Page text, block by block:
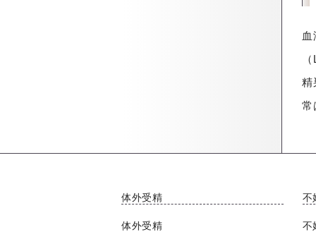
精
常
体外受精
体外受精
不
不